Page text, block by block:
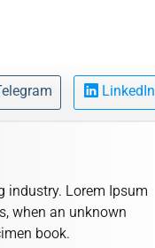
LinkedIn
industry. Lorem Ipsum
when an unknown
book.